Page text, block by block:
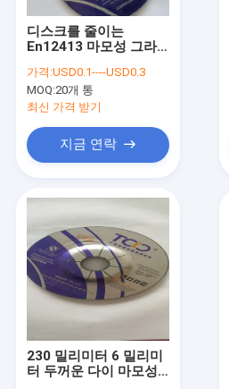
품질 관리
뉴스
VR
그라인더는 휠을 잘랐습니다
연삭절단 휠
휠을 줄이는 그라인더 금속
강철은 휠을 잘랐습니다
연삭절단 디스크
디스크를 줄이는
En12413 마모성 그라
밀리미터 앵글 연삭기
가격:USD0.1----USD0.3
MOQ:20개 통
최신 가격 받기
지금 연락
230 밀리미터 6 밀리미
터 두꺼운 다이 마모성